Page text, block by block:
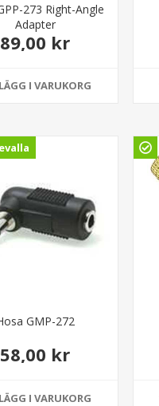
273 Right-Angle
Adapter
89,00 kr
LÄGG I VARUKORG
GMP-272
58,00 kr
LÄGG I VARUKORG